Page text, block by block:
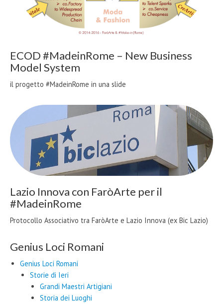
ECOD #MadeinRome – New Business
Model System
il progetto #MadeinRome in una slide
Lazio Innova con FaròArte per il
#MadeinRome
Protocollo Associativo tra FaròArte e Lazio Innova (ex Bic Lazio)
Genius Loci Romani
Genius Loci Romani
Storie di Ieri
Grandi Maestri Artigiani
Storia dei Luoghi